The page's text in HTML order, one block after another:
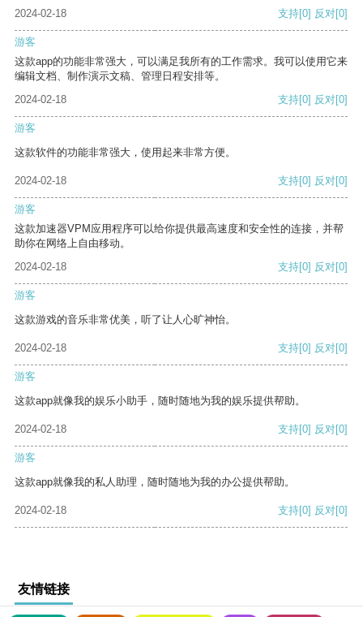
2024-02-18
支持[0] 反对[0]
游客
这款app的功能非常强大，可以满足我所有的工作需求。我可以使用它来
编辑文档、制作演示文稿、管理日程安排等。
2024-02-18
支持[0] 反对[0]
游客
这款软件的功能非常强大，使用起来非常方便。
2024-02-18 支持[0] 反对[0]
游客
这款加速器VPM应用程序可以给你提供最高速度和安全性的连接，并帮
助你在网络上自由移动。
2024-02-18
支持[0] 反对[0]
游客
这款游戏的音乐非常优美，听了让人心旷神怡。
2024-02-18 支持[0] 反对[0]
游客
这款app就像我的娱乐小助手，随时随地为我的娱乐提供帮助。
2024-02-18 支持[0] 反对[0]
游客
这款app就像我的私人助理，随时随地为我的办公提供帮助。
2024-02-18 支持[0] 反对[0]
友情链接